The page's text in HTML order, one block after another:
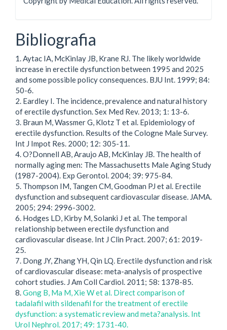
Bibliografia
1. Aytac IA, McKinlay JB, Krane RJ. The likely worldwide
increase in erectile dysfunction between 1995 and 2025
and some possible policy consequences. BJU Int. 1999; 84:
50-6.
2. Eardley I. The incidence, prevalence and natural history
of erectile dysfunction. Sex Med Rev. 2013; 1: 13-6.
3. Braun M, Wassmer G, Klotz T et al. Epidemiology of
erectile dysfunction. Results of the Cologne Male Survey.
Int J Impot Res. 2000; 12: 305-11.
4. O?Donnell AB, Araujo AB, McKinlay JB. The health of
normally aging men: The Massachusetts Male Aging Study
(1987-2004). Exp Gerontol. 2004; 39: 975-84.
5. Thompson IM, Tangen CM, Goodman PJ et al. Erectile
dysfunction and subsequent cardiovascular disease. JAMA.
2005; 294: 2996-3002.
6. Hodges LD, Kirby M, Solanki J et al. The temporal
relationship between erectile dysfunction and
cardiovascular disease. Int J Clin Pract. 2007; 61: 2019-
25.
7. Dong JY, Zhang YH, Qin LQ. Erectile dysfunction and risk
of cardiovascular disease: meta-analysis of prospective
cohort studies. J Am Coll Cardiol. 2011; 58: 1378-85.
8.Gong B, Ma M, Xie W et al. Direct comparison of
tadalafil with sildenafil for the treatment of erectile
dysfunction: a systematic review and meta?analysis. Int
Urol Nephrol. 2017; 49: 1731-40.